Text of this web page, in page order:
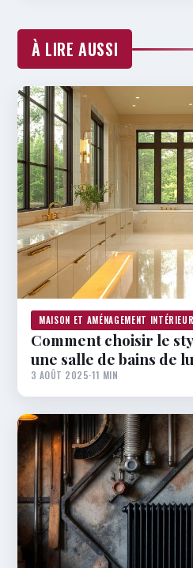
À LIRE AUSSI
MAISON ET AMÉNAGEMENT INTÉRIEUR
Comment choisir le
une salle de bains de
3 AOÛT 2025·11 MIN